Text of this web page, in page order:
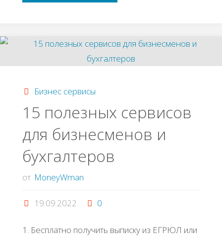
делают
жизнь
проще"
Бизнес сервисы
15 полезных сервисов
для бизнесменов и
бухгалтеров
от MoneyWman
19.09.2022 0
1. Бесплатно получить выписку из ЕГРЮЛ или